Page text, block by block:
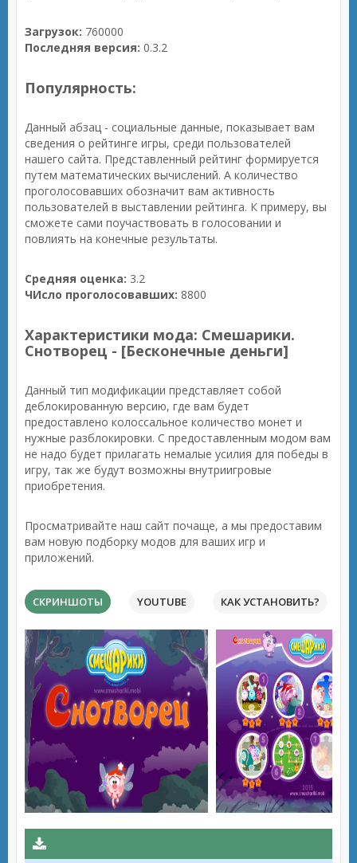
Загрузок: 760000
Последняя версия: 0.3.2
Популярность:
Данный абзац - социальные данные, показывает вам
сведения о рейтинге игры, среди пользователей
нашего сайта. Представленный рейтинг формируется
путем математических вычислений. А количество
проголосовавших обозначит вам активность
пользователей в выставлении рейтинга. К примеру, вы
сможете сами поучаствовать в голосовании и
повлиять на конечные результаты.
Средняя оценка: 3.2
ЧИсло проголосовавших: 8800
Характеристики мода: Смешарики.
Снотворец - [Бесконечные деньги]
Данный тип модификации представляет собой
деблокированную версию, где вам будет
предоставлено колоссальное количество монет и
нужные разблокировки. С предоставленным модом вам
не надо будет прилагать немалые усилия для победы в
игру, так же будут возможны внутриигровые
приобретения.
Просматривайте наш сайт почаще, а мы предоставим
вам новую подборку модов для ваших игр и
приложений.
СКРИНШОТЫ YOUTUBE КАК УСТАНОВИТЬ?